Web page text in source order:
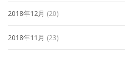
2018年12月 (20)
2018年11月 (23)